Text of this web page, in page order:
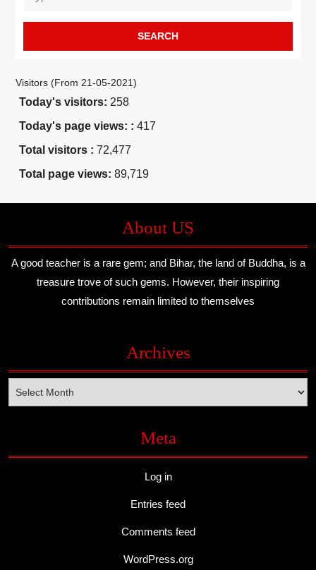
for:
Visitors (From 21-05-2021)
Today's visitors: 258
Today's page views: : 417
Total visitors : 72,477
Total page views: 89,719
About US
A good teacher is a rare gem; and Bihar, the land of Buddha, is a
treasure trove of such gems. However, their inspiring
contributions remain limited to themselves
Archives
Meta
Log in
Entries feed
Comments feed
WordPress.org